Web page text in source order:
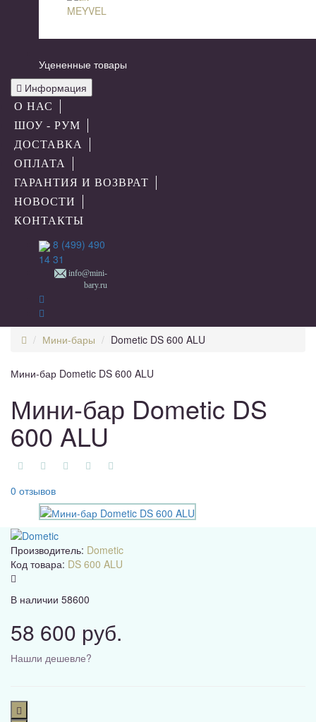
MEYVEL
Уцененные товары
Информация
О НАС
ШОУ - РУМ
ДОСТАВКА
ОПЛАТА
ГАРАНТИЯ И ВОЗВРАТ
НОВОСТИ
КОНТАКТЫ
8 (499) 490
14 31
info@mini-
bary.ru
Мини-бары Dometic DS 600 ALU
Мини-бар Dometic DS 600 ALU
Мини-бар Dometic DS
600 ALU
0 отзывов
Производитель: Dometic
Код товара: DS 600 ALU
В наличии 58600
58 600 руб.
Нашли дешевле?